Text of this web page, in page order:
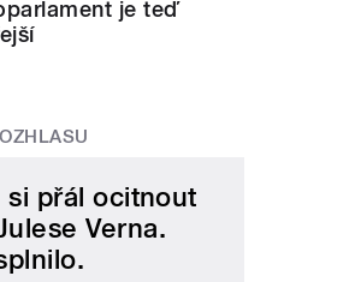
je teď
si přál ocitnout
Verna.